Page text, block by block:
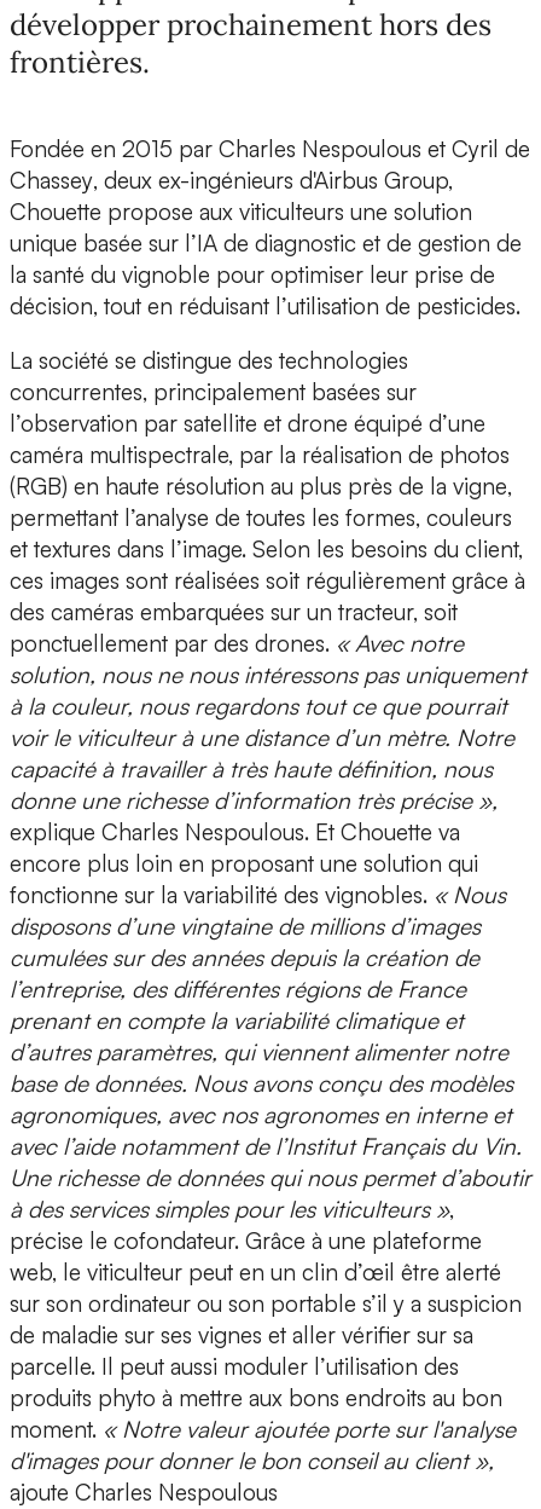
développer prochainement hors des
frontières.
Fondée en 2015 par Charles Nespoulous et Cyril de
Chassey, deux ex-ingénieurs d'Airbus Group,
Chouette propose aux viticulteurs une solution
unique basée sur l’IA de diagnostic et de gestion de
la santé du vignoble pour optimiser leur prise de
décision, tout en réduisant l’utilisation de pesticides.
La société se distingue des technologies
concurrentes, principalement basées sur
l’observation par satellite et drone équipé d’une
caméra multispectrale, par la réalisation de photos
(RGB) en haute résolution au plus près de la vigne,
permettant l’analyse de toutes les formes, couleurs
et textures dans l’image. Selon les besoins du client,
ces images sont réalisées soit régulièrement grâce à
des caméras embarquées sur un tracteur, soit
ponctuellement par des drones. « Avec notre
solution, nous ne nous intéressons pas uniquement
à la couleur, nous regardons tout ce que pourrait
voir le viticulteur à une distance d’un mètre. Notre
capacité à travailler à très haute définition, nous
donne une richesse d’information très précise »,
explique Charles Nespoulous. Et Chouette va
encore plus loin en proposant une solution qui
fonctionne sur la variabilité des vignobles. « Nous
disposons d’une vingtaine de millions d’images
cumulées sur des années depuis la création de
l’entreprise, des différentes régions de France
prenant en compte la variabilité climatique et
d’autres paramètres, qui viennent alimenter notre
base de données. Nous avons conçu des modèles
agronomiques, avec nos agronomes en interne et
avec l’aide notamment de l’Institut Français du Vin.
Une richesse de données qui nous permet d’aboutir
à des services simples pour les viticulteurs »,
précise le cofondateur. Grâce à une plateforme
web, le viticulteur peut en un clin d’œil être alerté
sur son ordinateur ou son portable s’il y a suspicion
de maladie sur ses vignes et aller vérifier sur sa
parcelle. Il peut aussi moduler l’utilisation des
produits phyto à mettre aux bons endroits au bon
moment. « Notre valeur ajoutée porte sur l'analyse
d'images pour donner le bon conseil au client »,
ajoute Charles Nespoulous